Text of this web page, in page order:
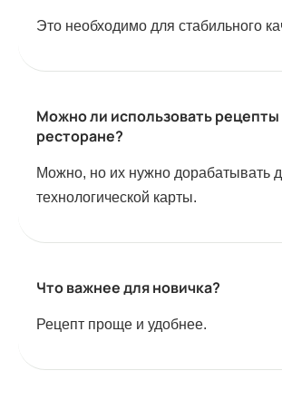
Это необходимо для стабильного
Можно ли использовать рецепты
ресторане?
Можно, но их нужно дорабатывать
технологической карты.
Что важнее для новичка?
Рецепт проще и удобнее.